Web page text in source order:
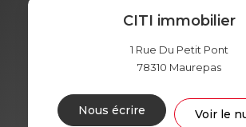
CITI immobilier
1 Rue Du Petit Pont
78310 Maurepas
Nous écrire Voir le